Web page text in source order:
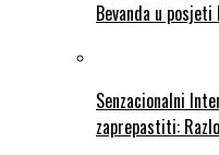
Bevanda u
Senzacionalni
zaprepastiti: